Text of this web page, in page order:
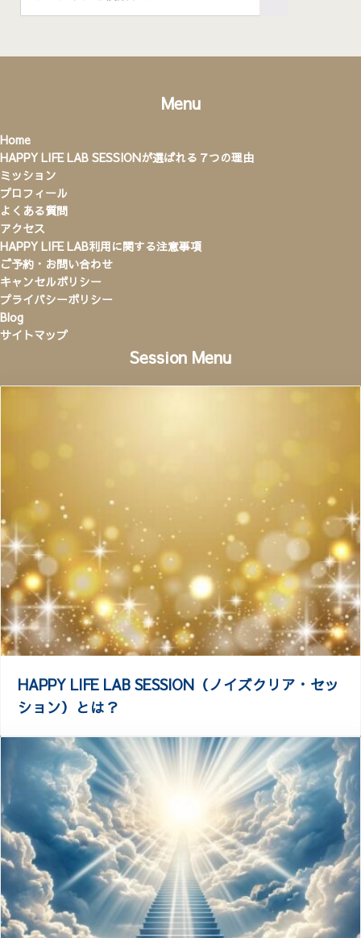
Menu
Home
HAPPY LIFE LAB SESSIONが選ばれる７つの理由
ミッション
プロフィール
よくある質問
アクセス
HAPPY LIFE LAB利用に関する注意事項
ご予約・お問い合わせ
キャンセルポリシー
プライバシーポリシー
Blog
サイトマップ
Session Menu
HAPPY LIFE LAB SESSION（ノイズクリア・セッ
ション）とは？